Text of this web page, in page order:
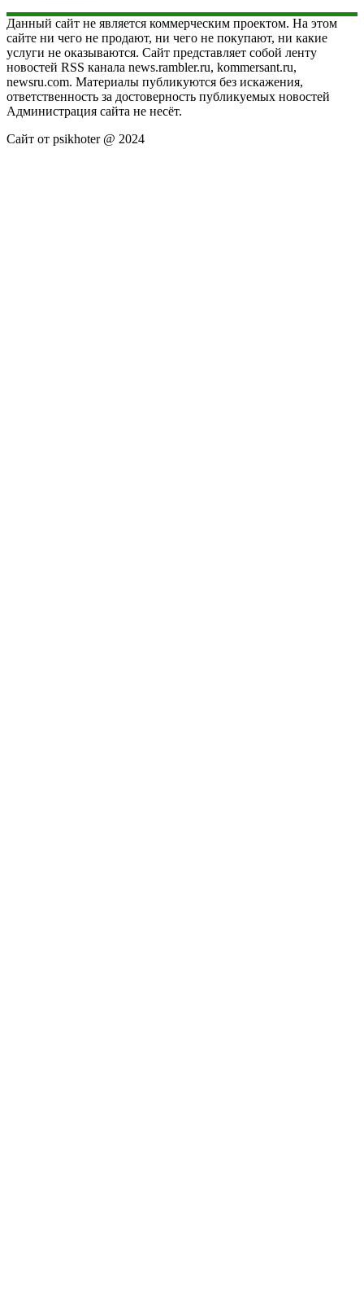
Данный сайт не является коммерческим проектом. На этом
сайте ни чего не продают, ни чего не покупают, ни какие
услуги не оказываются. Сайт представляет собой ленту
новостей RSS канала news.rambler.ru, kommersant.ru,
newsru.com. Материалы публикуются без искажения,
ответственность за достоверность публикуемых новостей
Администрация сайта не несёт.
Сайт от psikhoter @ 2024